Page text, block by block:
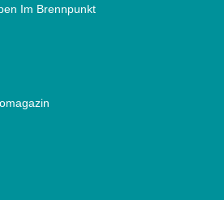
Im Brennpunkt